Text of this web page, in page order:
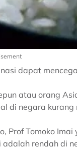
dapat
atau orang
di negara kurang
Prof Tomoko
rendah di